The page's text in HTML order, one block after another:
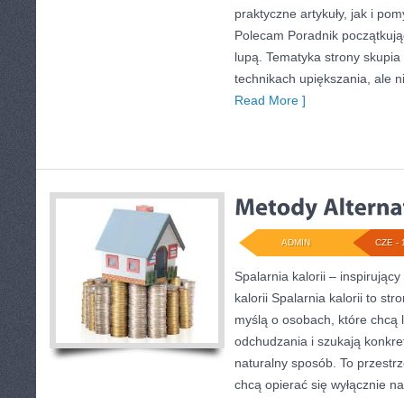
praktyczne artykuły, jak i
Polecam Poradnik
lupą. Tematyka strony
technikach upiększania, ale
Read More ]
CZE -
ADMIN
Spalarnia kalorii –
kalorii Spalarnia kalorii to
myślą o osobach, które chcą
odchudzania i szukają
naturalny sposób. To
chcą opierać się wyłącznie